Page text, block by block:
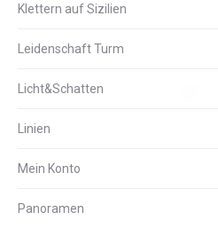
Klettern auf Sizilien
Leidenschaft Turm
Licht&Schatten
Linien
Mein Konto
Panoramen